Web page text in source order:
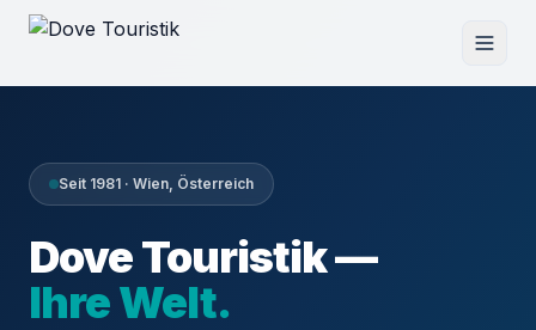
Seit 1981 · Wien, Österreich
Dove Touristik —
Ihre Welt.